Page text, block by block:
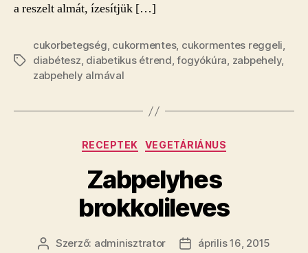
a reszelt almát, ízesítjük […]
Címkék
cukorbetegség, cukormentes, cukormentes reggeli,
diabétesz, diabetikus étrend,fogyókúra, zabpehely,
zabpehely almával
Kategóriák
RECEPTEK VEGETÁRIÁNUS
Zabpelyhes
brokkolileves
Bejegyzés
Szerző: adminisztrator
Bejegyzés
április 16, 2015